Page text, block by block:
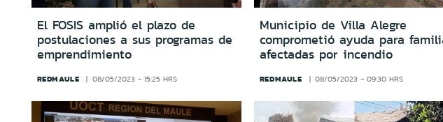
El FOSIS amplió el plazo de
postulaciones a sus programas de
emprendimiento
REDMAULE 08/05/2023 - 15:25 HRS
Municipio de Villa Alegre
comprometió ayuda para
afectadas por incendio
REDMAULE 08/05/2023 - 09:30 HRS